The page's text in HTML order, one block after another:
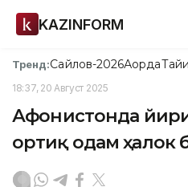
KAZINFORM
Тренд:Сайлов-2026Ақорда
18:37, 20 Август 2025
Афғонистонда
ортиқ одам ҳалок